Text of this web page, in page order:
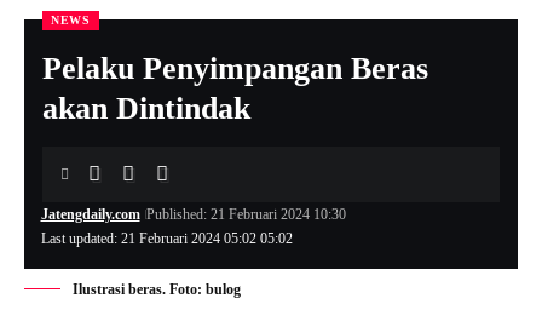
NEWS
Pelaku Penyimpangan Beras
akan Dintindak
Last updated: 21 Februari 2024 05:02 05:02
Jatengdaily.com Published: 21 Februari 2024 10:30
Ilustrasi beras. Foto: bulog